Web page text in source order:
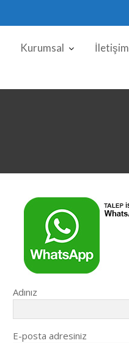
Kurumsal İletişim
Adınız
E-posta adresiniz